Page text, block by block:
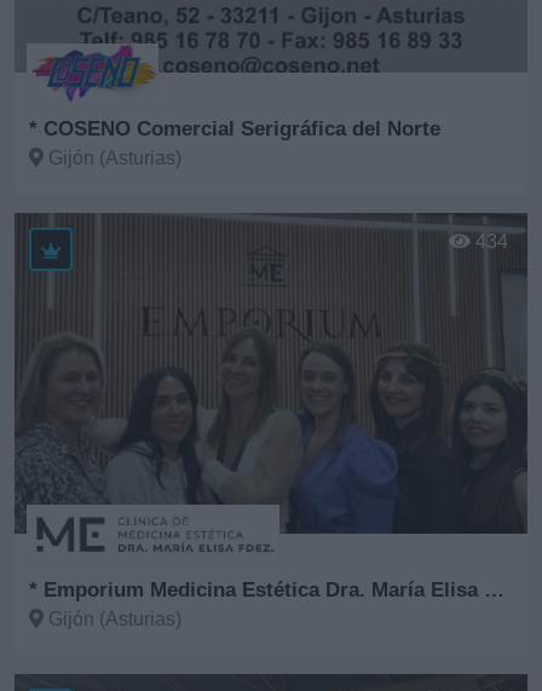
* COSENO Comercial Serigráfica del Norte
Gijón (Asturias)
* Emporium Medicina Estética Dra. María Elisa Fernández
Gijón (Asturias)
434